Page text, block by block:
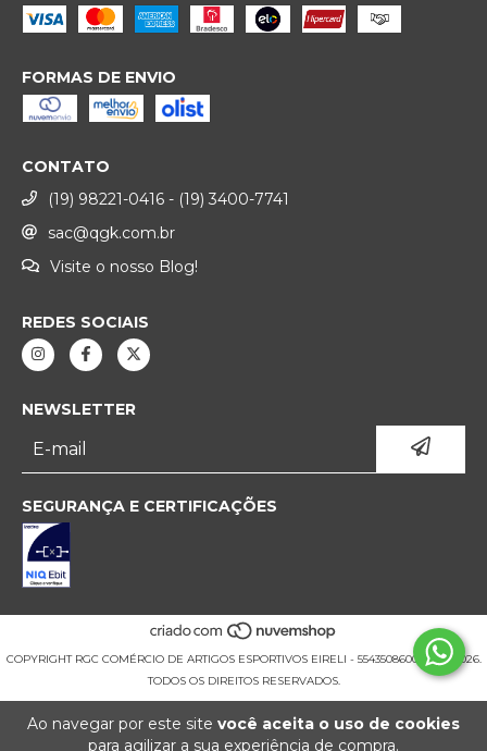
Ao navegar por este site você aceita o uso de cookies
para agilizar a sua experiência de compra.
FORMAS DE ENVIO
CONTATO
(19) 98221-0416 - (19) 3400-7741
sac@qgk.com.br
Visite o nosso Blog!
REDES SOCIAIS
NEWSLETTER
SEGURANÇA E CERTIFICAÇÕES
COPYRIGHT RGC COMÉRCIO DE ARTIGOS ESPORTIVOS EIRELI - 55435086000177 - 2026.
TODOS OS DIREITOS RESERVADOS.